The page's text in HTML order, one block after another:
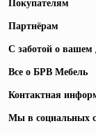
Покупателям
Партнёрам
С заботой о вашем
Все о БРВ Мебель
Контактная
Мы в социальных